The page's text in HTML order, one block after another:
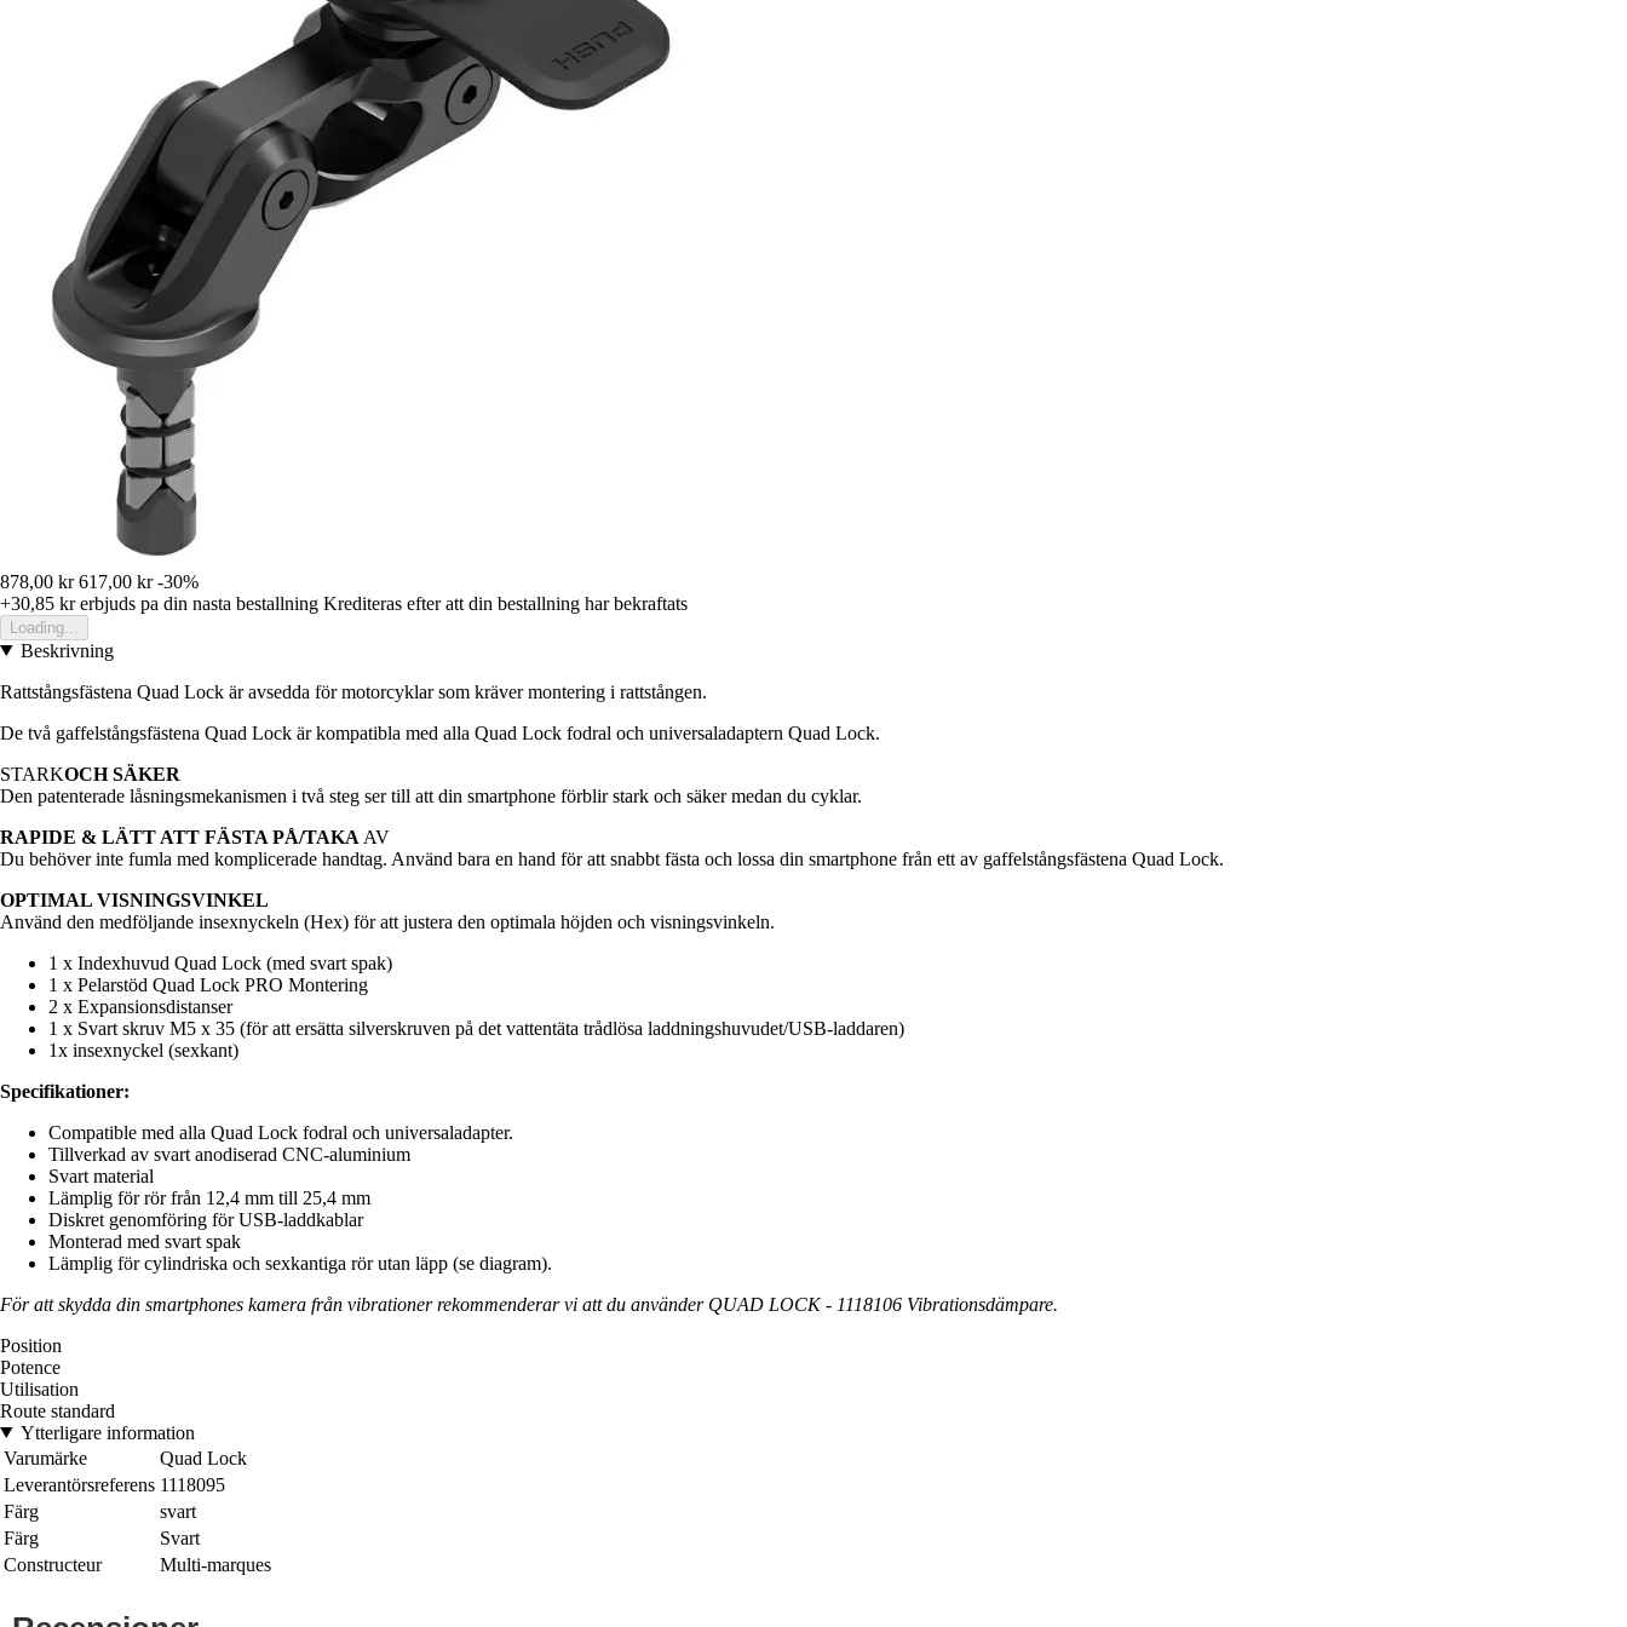
878,00 kr 617,00 kr -30%
+30,85 krerbjuds pa din nasta bestallning Krediteras efter att din bestallning har bekraftats
Loading...
Beskrivning
Rattstångsfästena Quad Lock är avsedda för motorcyklar som kräver montering i rattstången.
De två gaffelstångsfästena Quad Lock är kompatibla med alla Quad Lock fodral och universaladaptern Quad Lock.
STARKOCH SÄKER
Den patenterade låsningsmekanismen i två steg ser till att din smartphone förblir stark och säker medan du cyklar.
RAPIDE & LÄTT ATT FÄSTA PÅ/TAKA AV
Du behöver inte fumla med komplicerade handtag. Använd bara en hand för att snabbt fästa och lossa din smartphone från ett av gaffelstångsfästena Quad Lock.
OPTIMAL VISNINGSVINKEL
Använd den medföljande insexnyckeln (Hex) för att justera den optimala höjden och visningsvinkeln.
1 x Indexhuvud Quad Lock (med svart spak)
1 x Pelarstöd Quad Lock PRO Montering
2 x Expansionsdistanser
1 x Svart skruv M5 x 35 (för att ersätta silverskruven på det vattentäta trådlösa laddningshuvudet/USB-laddaren)
1x insexnyckel (sexkant)
Specifikationer:
Compatible med alla Quad Lock fodral och universaladapter.
Tillverkad av svart anodiserad CNC-aluminium
Svart material
Lämplig för rör från 12,4 mm till 25,4 mm
Diskret genomföring för USB-laddkablar
Monterad med svart spak
Lämplig för cylindriska och sexkantiga rör utan läpp (se diagram).
För att skydda din smartphones kamera från vibrationer rekommenderar vi att du använder QUAD LOCK - 1118106 Vibrationsdämpare.
Position
Potence
Utilisation
Route standard
Ytterligare information
Varumärke
Quad Lock
Leverantörsreferens 1118095
Färg
svart
Färg
Svart
Constructeur
Multi-marques